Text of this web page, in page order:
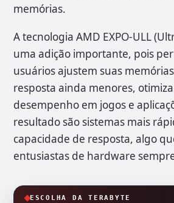
memórias.
A tecnologia AMD EXPO-ULL
uma adição importante, pois
usuários ajustem suas
resposta ainda menores,
desempenho em jogos e
resultado são sistemas mais
capacidade de resposta, algo
entusiastas de hardware
ESCOLHA DA TERABYTE